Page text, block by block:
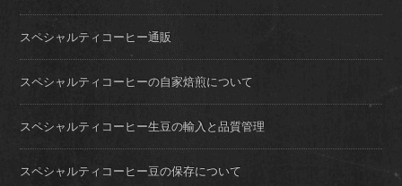
スペシャルティコーヒー通販
スペシャルティコーヒーの自家焙煎について
スペシャルティコーヒー生豆の輸入と品質管理
スペシャルティコーヒー豆の保存について